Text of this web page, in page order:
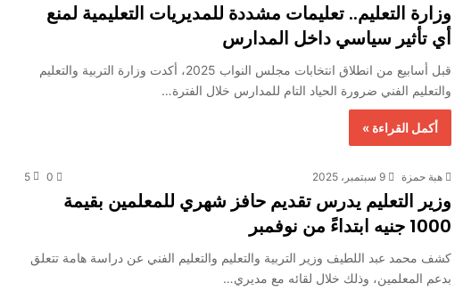
وزارة التعليم.. تعليمات مشددة للمديريات التعليمية لمنع
أي تأثير سياسي داخل المدارس
قبل أسابيع من انطلاق انتخابات مجلس النواب 2025، أكدت وزارة التربية والتعليم
والتعليم الفني ضرورة الحياد التام للمدارس خلال الفترة…
أكمل القراءة »
هبة حمزة 9 سبتمبر، 2025 0
5
وزير التعليم يدرس تقديم حافز شهري للمعلمين بقيمة
1000 جنيه ابتداءً من نوفمبر
كشف محمد عبد اللطيف وزير التربية والتعليم والتعليم الفني عن دراسة هامة تتعلق
بدعم المعلمين، وذلك خلال لقائه مع مديري…